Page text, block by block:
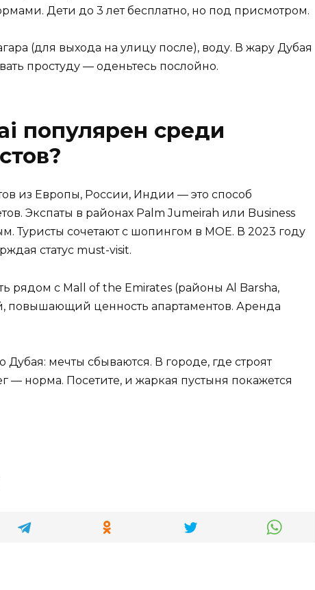
Дети до 3 лет бесплатно, но под присмотром.
(для выхода на улицу после), воду. В жару Дубая
простуду — оденьтесь послойно.
популярен среди
из Европы, России, Индии — это способ
Экспаты в районах Palm Jumeirah или Business
Туристы сочетают с шопингом в MOE. В 2023 году
статус must-visit.
рядом с Mall of the Emirates (районы Al Barsha,
повышающий ценность апартаментов. Аренда
мечты сбываются. В городе, где строят
— норма. Посетите, и жаркая пустыня покажется